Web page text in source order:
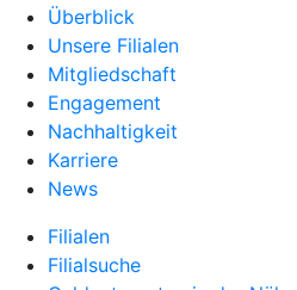
Überblick
Unsere Filialen
Mitgliedschaft
Engagement
Nachhaltigkeit
Karriere
News
Filialen
Filialsuche